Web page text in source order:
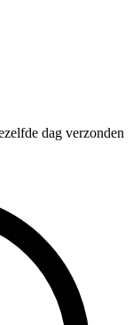
dag verzonden